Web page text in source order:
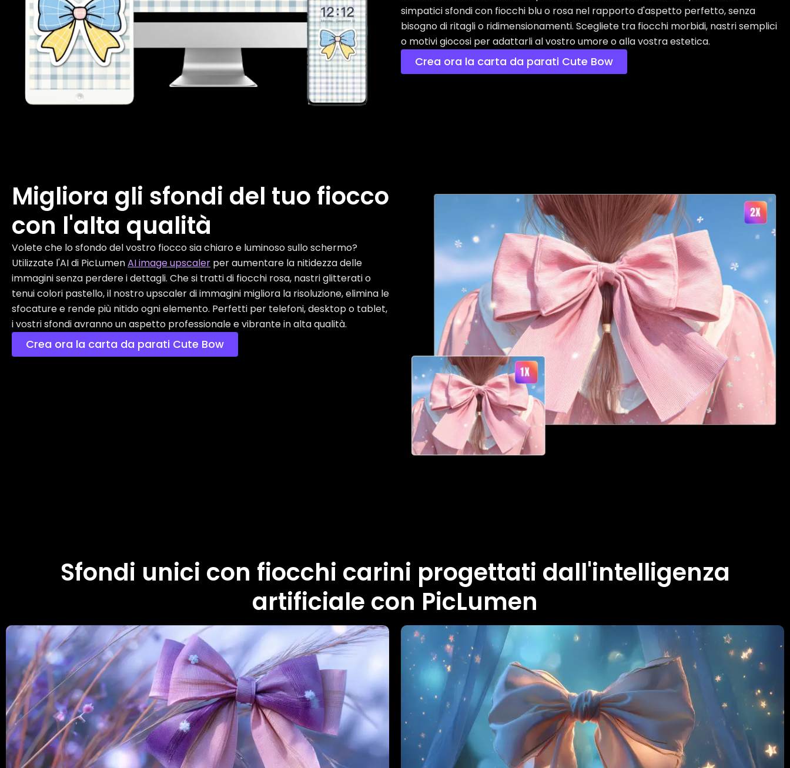
simpatici sfondi con fiocchi blu o rosa nel rapporto d'aspetto perfetto, senza
bisogno di ritagli o ridimensionamenti. Scegliete tra fiocchi morbidi, nastri semplici
o motivi giocosi per adattarli al vostro umore o alla vostra estetica.
Crea ora la carta da parati Cute Bow
Migliora gli sfondi del tuo fiocco
con l'alta qualità
Volete che lo sfondo del vostro fiocco sia chiaro e luminoso sullo schermo?
Utilizzate l'AI di PicLumenAIimageupscaler per aumentare la nitidezza delle
immagini senza perdere i dettagli. Che si tratti di fiocchi rosa, nastri glitterati o
tenui colori pastello, il nostro upscaler di immagini migliora la risoluzione, elimina le
sfocature e rende più nitido ogni elemento. Perfetti per telefoni, desktop o tablet,
i vostri sfondi avranno un aspetto professionale e vibrante in alta qualità.
Crea ora la carta da parati Cute Bow
Sfondi unici con fiocchi carini progettati dall'intelligenza
artificiale con PicLumen